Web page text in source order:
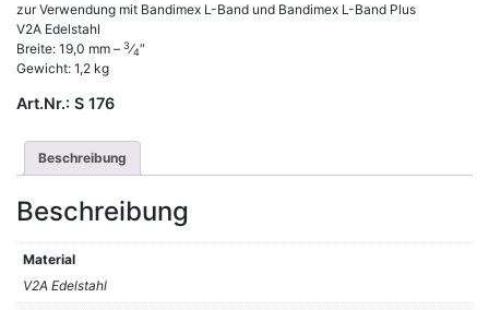
zur Verwendung mit Bandimex L-Band und Bandimex L-Band Plus
V2A Edelstahl
Breite: 19,0 mm – 3⁄4″
Gewicht: 1,2 kg
Art.Nr.: S 176
Beschreibung
Beschreibung
Material
V2A Edelstahl